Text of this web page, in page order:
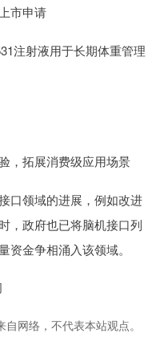
市申请
注射液用于长期体重管理
，拓展消费级应用场景
口领域的进展，例如改进
，政府也已将脑机接口列
资金争相涌入该领域。
网络，不代表本站观点。